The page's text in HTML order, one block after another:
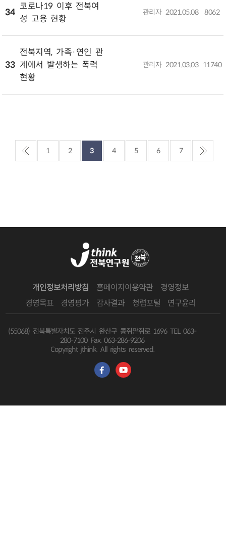
34
코로나19 이후 전북여
성 고용 현황
관리자 2021.05.08 8062
33
전북지역, 가족·연인 관
계에서 발생하는 폭력
현황
관리자 2021.03.03 11740
1 2 3 4 5 6 7
개인정보처리방침 홈페이지이용약관
경영정보
경영목표
경영평가 감사결과 청렴포털 연구윤리
(55068) 전북특별자치도 전주시 완산구 콩쥐팥쥐로 1696 TEL 063-
280-7100 Fax. 063-286-9206
Copyright jthink. All rights reserved.